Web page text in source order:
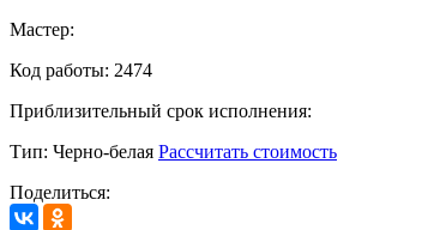
Мастер:
Код работы: 2474
Приблизительный срок исполнения:
Тип: Черно-белая Рассчитать стоимость
Поделиться: